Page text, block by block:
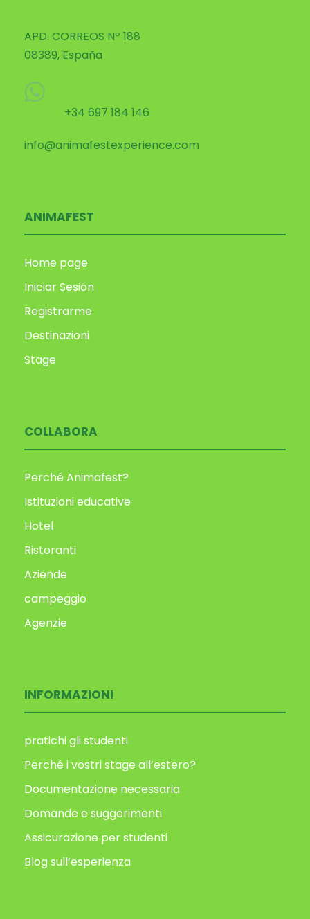
APD. CORREOS Nº 188
08389, España
+34 697 184 146
info@animafestexperience.com
ANIMAFEST
Home page
Iniciar Sesión
Registrarme
Destinazioni
Stage
COLLABORA
Perché Animafest?
Istituzioni educative
Hotel
Ristoranti
Aziende
campeggio
Agenzie
INFORMAZIONI
pratichi gli studenti
Perché i vostri stage all’estero?
Documentazione necessaria
Domande e suggerimenti
Assicurazione per studenti
Blog sull’esperienza